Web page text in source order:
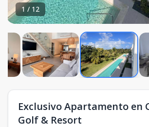
1/ 12
Exclusivo Apartamento en
Golf & Resort